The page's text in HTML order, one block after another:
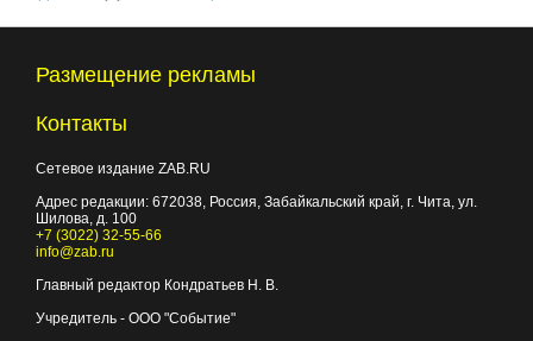
Размещение рекламы
Контакты
Сетевое издание ZAB.RU
Адрес редакции: 672038, Россия, Забайкальский край, г. Чита, ул.
Шилова, д. 100
+7 (3022) 32-55-66
info@zab.ru
Главный редактор Кондратьев Н. В.
Учредитель - ООО "Событие"